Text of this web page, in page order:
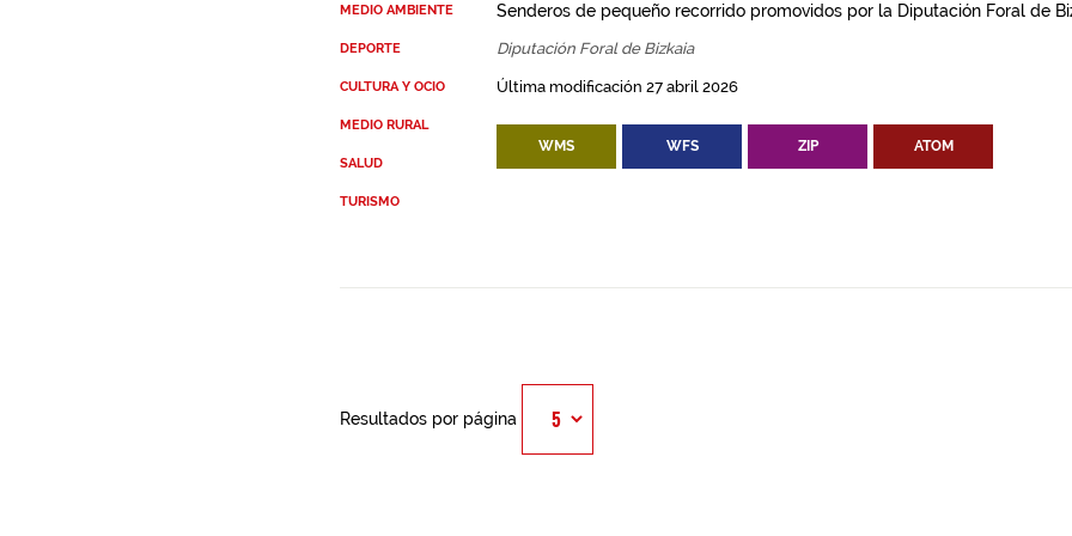
MEDIO AMBIENTE
DEPORTE
CULTURA Y OCIO
MEDIO RURAL
SALUD
TURISMO
Senderos de pequeño recorrido promovidos por la Diputación Foral de
Diputación Foral de Bizkaia
Última modificación 27 abril 2026
WMS WFS ZIP ATOM
Resultados por página